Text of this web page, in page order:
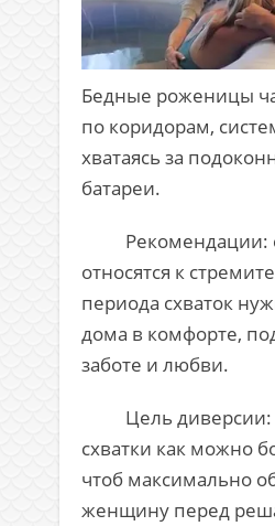
Бедные роженицы
по коридорам,
хватаясь за
батареи.
Рекомендации:
относятся к
периода схваток
дома в комфорте,
заботе и любви.
Цель диверсии:
схватки как можно
чтоб максимально
женщину перед